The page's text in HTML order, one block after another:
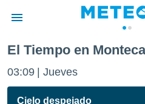
de
por
El Tiempo en
03:09 Jueves
Cielo despejado